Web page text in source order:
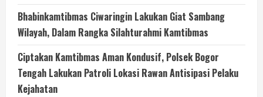
Bhabinkamtibmas Ciwaringin Lakukan Giat Sambang
Wilayah, Dalam Rangka Silahturahmi Kamtibmas
Ciptakan Kamtibmas Aman Kondusif, Polsek Bogor
Tengah Lakukan Patroli Lokasi Rawan Antisipasi Pelaku
Kejahatan